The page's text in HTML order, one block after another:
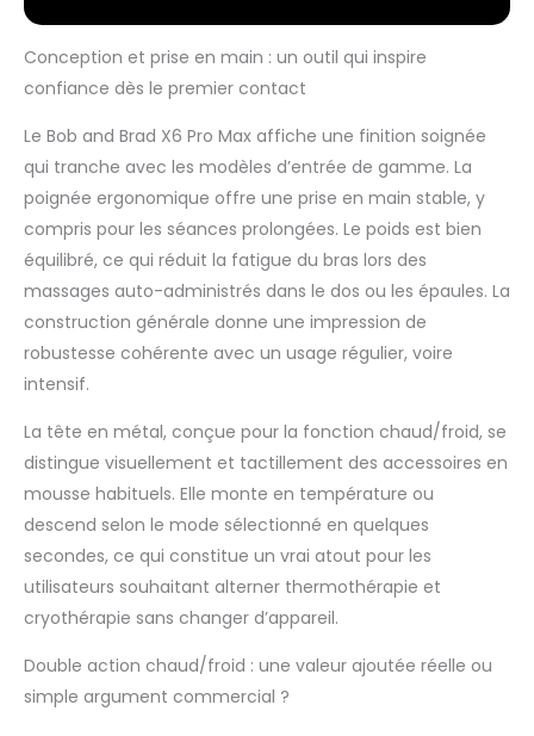
expérience de pistolet
de massage
également une tête
en métal de qualité
aérospatiale pour
une pénétration plus
précise et profonde.
Puissance et Précision
Inégalées : Doté d'une
amplitude de 11 mm
et d'un moteur sans
balais de 120 W, ce
une force de
décrochage de 55 lb
(environ 25 kg). Avec
ses 5 vitesses
réglables (2000-3200
tr/min), il s'adapte à
vos besoins
d'intensité, que ce
soit pour une simple
relaxation ou après
une séance sportive
Conception et prise en main : un outil qui inspire
confiance dès le premier contact
Le Bob and Brad X6 Pro Max affiche une finition soignée
qui tranche avec les modèles d’entrée de gamme. La
poignée ergonomique offre une prise en main stable, y
compris pour les séances prolongées. Le poids est bien
équilibré, ce qui réduit la fatigue du bras lors des
massages auto-administrés dans le dos ou les épaules. La
construction générale donne une impression de
robustesse cohérente avec un usage régulier, voire
intensif.
La tête en métal, conçue pour la fonction chaud/froid, se
distingue visuellement et tactillement des accessoires en
mousse habituels. Elle monte en température ou
descend selon le mode sélectionné en quelques
secondes, ce qui constitue un vrai atout pour les
utilisateurs souhaitant alterner thermothérapie et
cryothérapie sans changer d’appareil.
Double action chaud/froid : une valeur ajoutée réelle ou
simple argument commercial ?